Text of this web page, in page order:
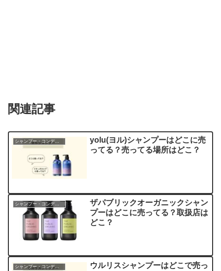
関連記事
シャンプー・コンディショナー
yolu(ヨル)シャンプーはどこに売
ってる？売ってる場所はどこ？
ザパブリックオーガニックシャン
プーはどこに売ってる？取扱店は
どこ？
シャンプー・コンディショナー
ウルリスシャンプーはどこで売っ